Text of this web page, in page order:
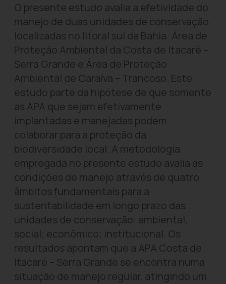
O presente estudo avalia a efetividade do
manejo de duas unidades de conservação
localizadas no litoral sul da Bahia: Área de
Proteção Ambiental da Costa de Itacaré –
Serra Grande e Área de Proteção
Ambiental de Caraíva – Trancoso. Este
estudo parte da hipótese de que somente
as APA que sejam efetivamente
implantadas e manejadas podem
colaborar para a proteção da
biodiversidade local. A metodologia
empregada no presente estudo avalia as
condições de manejo através de quatro
âmbitos fundamentais para a
sustentabilidade em longo prazo das
unidades de conservação: ambiental;
social; econômico; institucional. Os
resultados apontam que a APA Costa de
Itacaré – Serra Grande se encontra numa
situação de manejo regular, atingindo um